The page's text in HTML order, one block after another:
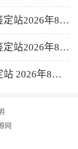
天津市消防救援总队消防行业职业技能鉴定站2026年8月16-31日批次消防设施操作员职业技能鉴定公告
四川省消防救援总队消防行业职业技能鉴定站2026年8月消防设施操作员职业技能鉴定考试公告
河北消防救援总队消防行业职业技能鉴定站 2026年8月第二批次消防设施操作员职业技能鉴定公告
网